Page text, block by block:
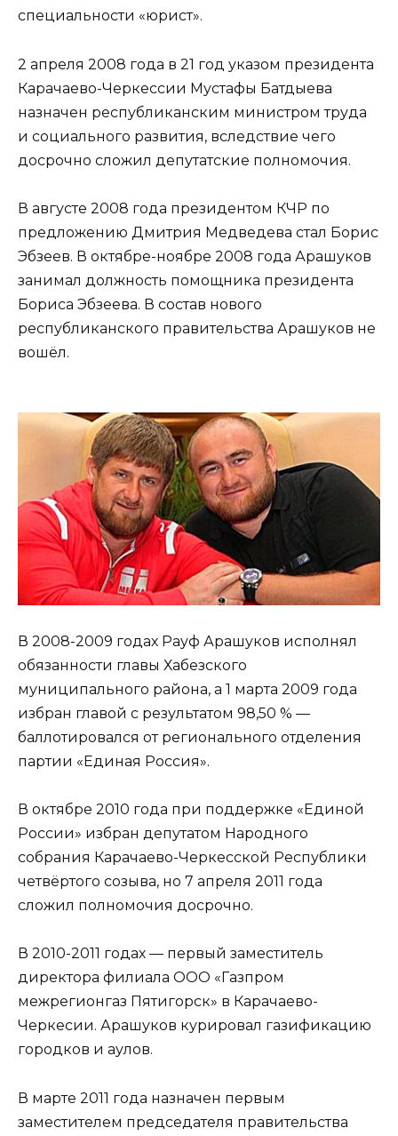
специальности «юрист».
2 апреля 2008 года в 21 год указом президента
Карачаево-Черкессии Мустафы Батдыева
назначен республиканским министром труда
и социального развития, вследствие чего
досрочно сложил депутатские полномочия.
В августе 2008 года президентом КЧР по
предложению Дмитрия Медведева стал Борис
Эбзеев. В октябре-ноябре 2008 года Арашуков
занимал должность помощника президента
Бориса Эбзеева. В состав нового
республиканского правительства Арашуков не
вошёл.
В 2008-2009 годах Рауф Арашуков исполнял
обязанности главы Хабезского
муниципального района, а 1 марта 2009 года
избран главой с результатом 98,50 % —
баллотировался от регионального отделения
партии «Единая Россия».
В октябре 2010 года при поддержке «Единой
России» избран депутатом Народного
собрания Карачаево-Черкесской Республики
четвёртого созыва, но 7 апреля 2011 года
сложил полномочия досрочно.
В 2010-2011 годах — первый заместитель
директора филиала ООО «Газпром
межрегионгаз Пятигорск» в Карачаево-
Черкесии. Арашуков курировал газификацию
городков и аулов.
В марте 2011 года назначен первым
заместителем председателя правительства